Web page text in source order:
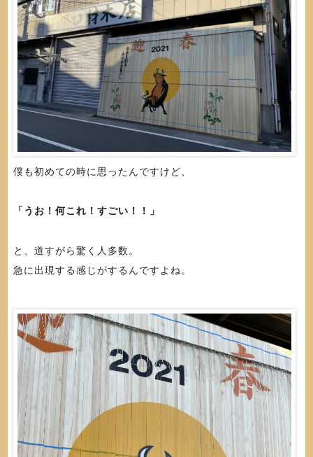
僕も初めての時に思ったんですけど、
「うお！何これ！すごい！！」
と、道すがら驚く人多数。
急に出現する感じがするんですよね。